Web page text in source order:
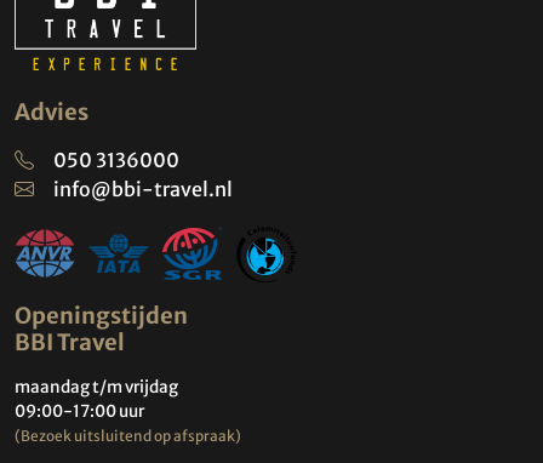
Advies
050 3136000
info@bbi-travel.nl
Openingstijden
BBI Travel
maandag t/m vrijdag
09:00-17:00 uur
(Bezoek uitsluitend op afspraak)